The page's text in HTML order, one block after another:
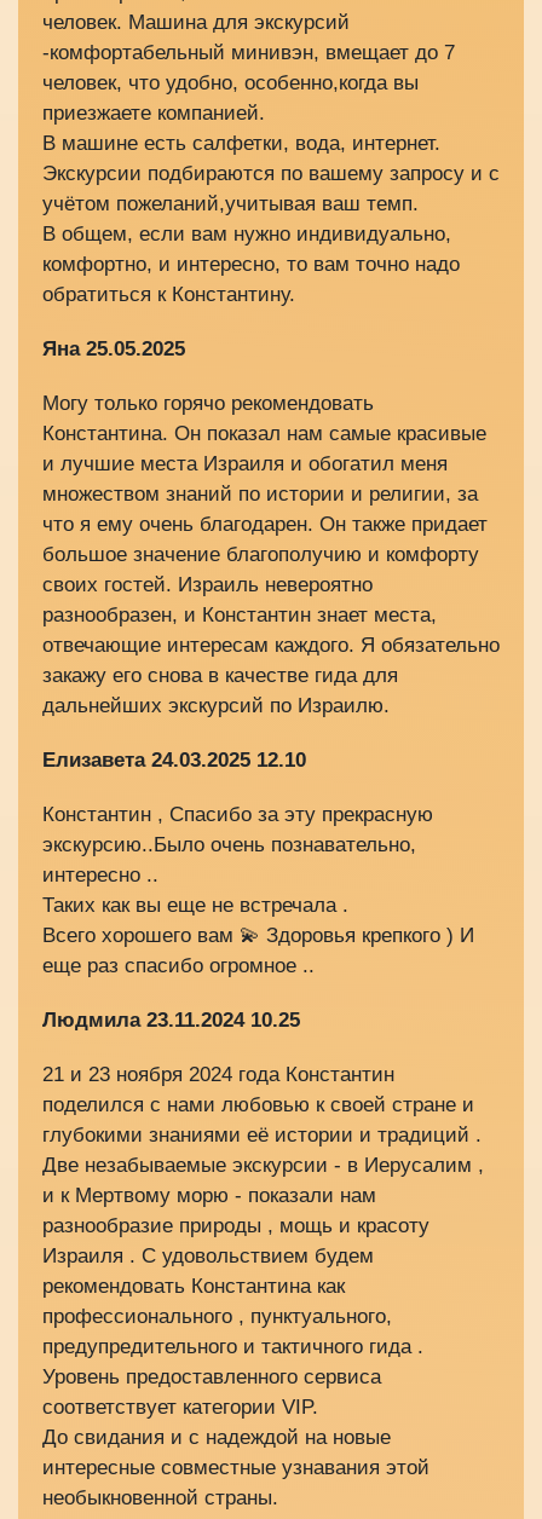
человек. Машина для экскурсий
-комфортабельный минивэн, вмещает до 7
человек, что удобно, особенно,когда вы
приезжаете компанией.
В машине есть салфетки, вода, интернет.
Экскурсии подбираются по вашему запросу и с
учётом пожеланий,учитывая ваш темп.
В общем, если вам нужно индивидуально,
комфортно, и интересно, то вам точно надо
обратиться к Константину.
Яна 25.05.2025
Могу только горячо рекомендовать
Константина. Он показал нам самые красивые
и лучшие места Израиля и обогатил меня
множеством знаний по истории и религии, за
что я ему очень благодарен. Он также придает
большое значение благополучию и комфорту
своих гостей. Израиль невероятно
разнообразен, и Константин знает места,
отвечающие интересам каждого. Я обязательно
закажу его снова в качестве гида для
дальнейших экскурсий по Израилю.
Елизавета 24.03.2025 12.10
Константин , Спасибо за эту прекрасную
экскурсию..Было очень познавательно,
интересно ..
Таких как вы еще не встречала .
Всего хорошего вам 💫 Здоровья крепкого ) И
еще раз спасибо огромное ..
Людмила 23.11.2024 10.25
21 и 23 ноября 2024 года Константин
поделился с нами любовью к своей стране и
глубокими знаниями её истории и традиций .
Две незабываемые экскурсии - в Иерусалим ,
и к Мертвому морю - показали нам
разнообразие природы , мощь и красоту
Израиля . С удовольствием будем
рекомендовать Константина как
профессионального , пунктуального,
предупредительного и тактичного гида .
Уровень предоставленного сервиса
соответствует категории VIP.
До свидания и с надеждой на новые
интересные совместные узнавания этой
необыкновенной страны.